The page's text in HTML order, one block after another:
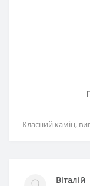
Класний камін,
Віталій